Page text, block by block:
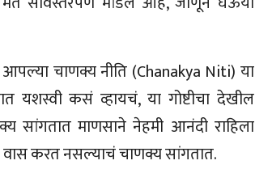
आपल्या चाणक्य नीति (Chanakya Niti) या
यशस्वी कसं व्हायचं, या गोष्टीचा देखील
सांगतात माणसाने नेहमी आनंदी राहिला
वास करत नसल्याचं चाणक्य सांगतात.